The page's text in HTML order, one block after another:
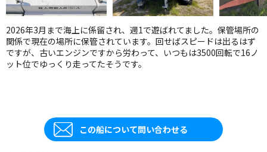
2026年3月まで海上に係留され、週1で遊ばれてました。保管場所の
関係で現在の場所に保管されています。回せばスピードは出るはず
ですが、古いエンジンですから労わって、いつもは3500回転で16ノ
ット位でゆっくり走ってたそうです。
この船について問い合わせる